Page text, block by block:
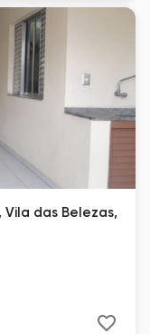
das Belezas,